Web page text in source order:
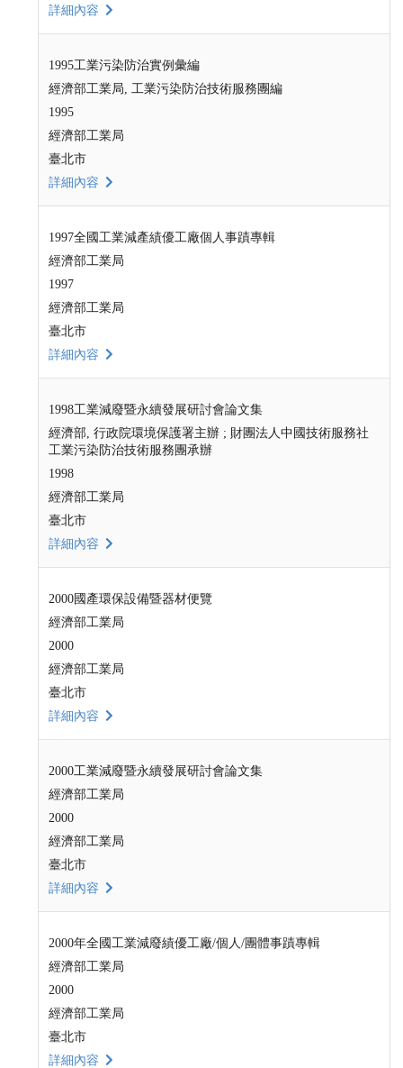
詳細內容
1995工業污染防治實例彙編
經濟部工業局, 工業污染防治技術服務團編
1995
經濟部工業局
臺北市
詳細內容
1997全國工業減產績優工廠個人事蹟專輯
經濟部工業局
1997
經濟部工業局
臺北市
詳細內容
1998工業減廢暨永續發展研討會論文集
經濟部, 行政院環境保護署主辦 ; 財團法人中國技術服務社
工業污染防治技術服務團承辦
1998
經濟部工業局
臺北市
詳細內容
2000國產環保設備暨器材便覽
經濟部工業局
2000
經濟部工業局
臺北市
詳細內容
2000工業減廢暨永續發展研討會論文集
經濟部工業局
2000
經濟部工業局
臺北市
詳細內容
2000年全國工業減廢績優工廠/個人/團體事蹟專輯
經濟部工業局
2000
經濟部工業局
臺北市
詳細內容